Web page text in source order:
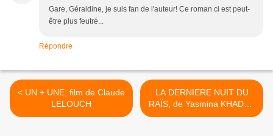
Gare, Géraldine, je suis fan de l'auteur! Ce roman ci est peut-
être plus feutré...
Répondre
< UN + UNE, film de Claude
LELOUCH
LA DERNIERE NUIT DU
RAÏS, de Yasmina KHADRA
>